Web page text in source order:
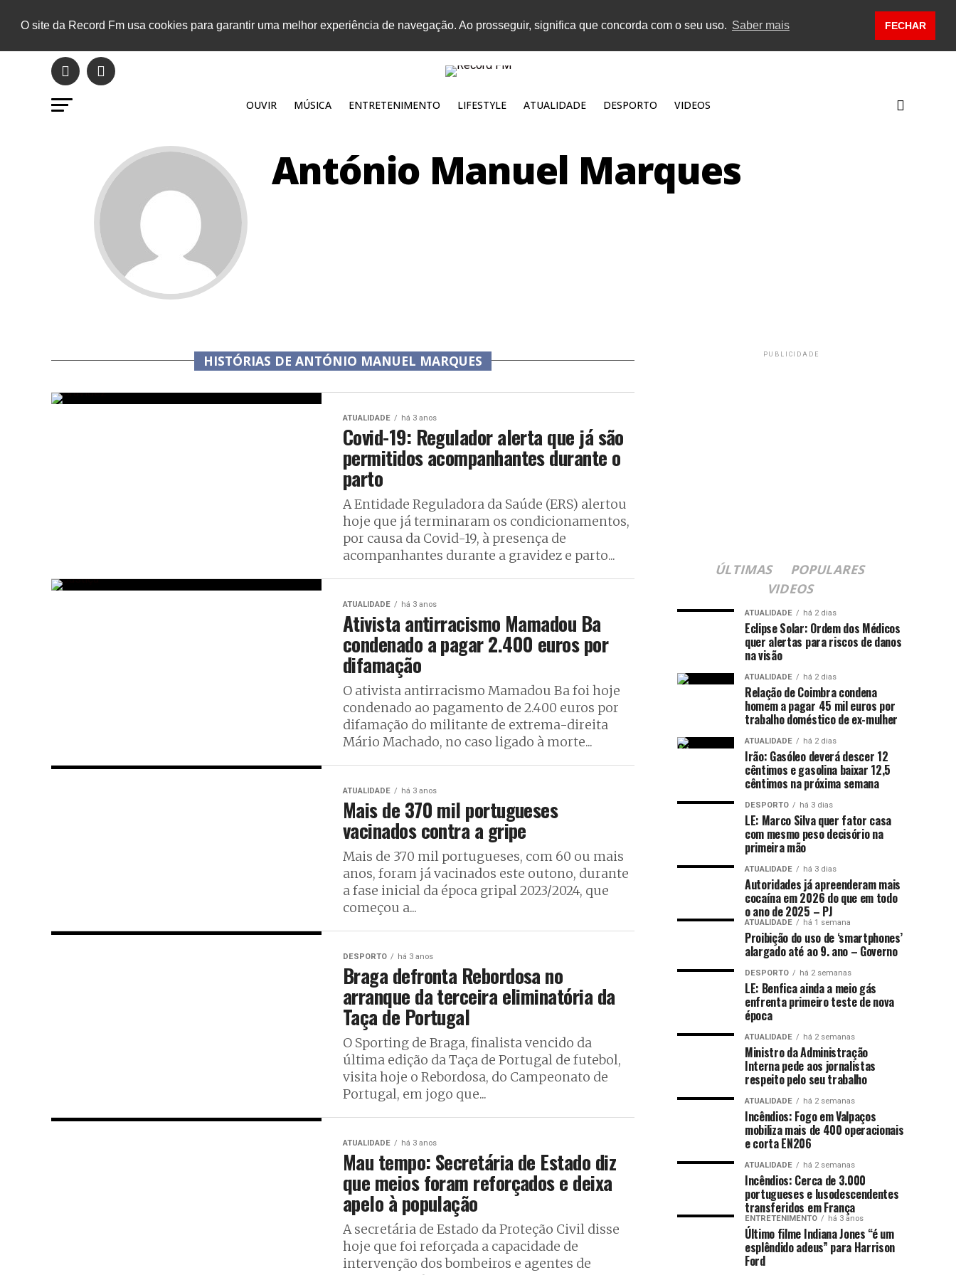
O site da Record Fm usa cookies para garantir uma melhor experiência de navegação. Ao prosseguir, significa que concorda com o seu uso. Saber mais FECHAR
OUVIR MÚSICA ENTRETENIMENTO LIFESTYLE ATUALIDADE DESPORTO VIDEOS
António Manuel Marques
HISTÓRIAS DE ANTÓNIO MANUEL MARQUES
ATUALIDADE há 3 anos
Covid-19: Regulador alerta que já são
permitidos acompanhantes durante o
parto
A Entidade Reguladora da Saúde (ERS) alertou
hoje que já terminaram os condicionamentos,
por causa da Covid-19, à presença de
acompanhantes durante a gravidez e parto...
ATUALIDADE há 3 anos
Ativista antirracismo Mamadou Ba
condenado a pagar 2.400 euros por
difamação
O ativista antirracismo Mamadou Ba foi hoje
condenado ao pagamento de 2.400 euros por
difamação do militante de extrema-direita
Mário Machado, no caso ligado à morte...
ATUALIDADE há 3 anos
Mais de 370 mil portugueses
vacinados contra a gripe
Mais de 370 mil portugueses, com 60 ou mais
anos, foram já vacinados este outono, durante
a fase inicial da época gripal 2023/2024, que
começou a...
DESPORTO há 3 anos
Braga defronta Rebordosa no
arranque da terceira eliminatória da
Taça de Portugal
O Sporting de Braga, finalista vencido da
última edição da Taça de Portugal de futebol,
visita hoje o Rebordosa, do Campeonato de
Portugal, em jogo que...
ATUALIDADE há 3 anos
Mau tempo: Secretária de Estado diz
que meios foram reforçados e deixa
apelo à população
A secretária de Estado da Proteção Civil disse
hoje que foi reforçada a capacidade de
intervenção dos bombeiros e agentes de
PUBLICIDADE
ÚLTIMAS
POPULARES
VIDEOS
ATUALIDADE há 2 dias
Eclipse Solar: Ordem dos Médicos
quer alertas para riscos de danos
na visão
ATUALIDADE há 2 dias
Relação de Coimbra condena
homem a pagar 45 mil euros por
trabalho doméstico de ex-mulher
ATUALIDADE há 2 dias
Irão: Gasóleo deverá descer 12
cêntimos e gasolina baixar 12,5
cêntimos na próxima semana
DESPORTO há 3 dias
LE: Marco Silva quer fator casa
com mesmo peso decisório na
primeira mão
ATUALIDADE há 3 dias
Autoridades já apreenderam mais
cocaína em 2026 do que em todo
o ano de 2025 – PJ
ATUALIDADE há 1 semana
Proibição do uso de ‘smartphones’
alargado até ao 9. ano – Governo
DESPORTO há 2 semanas
LE: Benfica ainda a meio gás
enfrenta primeiro teste de nova
época
ATUALIDADE há 2 semanas
Ministro da Administração
Interna pede aos jornalistas
respeito pelo seu trabalho
ATUALIDADE há 2 semanas
Incêndios: Fogo em Valpaços
mobiliza mais de 400 operacionais
e corta EN206
ATUALIDADE há 2 semanas
Incêndios: Cerca de 3.000
portugueses e lusodescendentes
transferidos em França
ENTRETENIMENTO há 3 anos
Último filme Indiana Jones “é um
esplêndido adeus” para Harrison
Ford